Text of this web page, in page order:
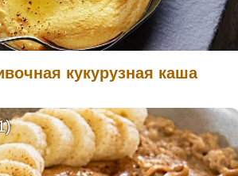
кукурузная каша